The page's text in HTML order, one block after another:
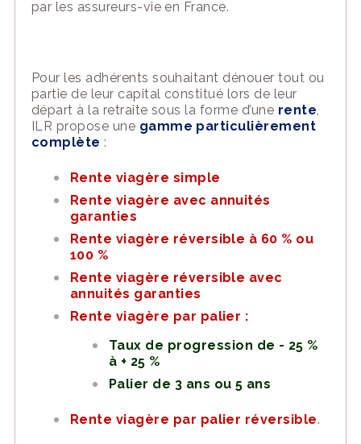
par les assureurs-vie en France.
Pour les adhérents souhaitant dénouer tout ou
partie de leur capital constitué lors de leur
départ à la retraite sous la forme d’une rente
ILR propose une gamme particulièrement
complète :
Rente viagère simple
Rente viagère avec annuités
garanties
Rente viagère réversible à 60 % ou
100 %
Rente viagère réversible avec
annuités garanties
Rente viagère par palier :
Taux de progression de - 25 %
à + 25 %
Palier de 3 ans ou 5 ans
Rente viagère par palier réversible.